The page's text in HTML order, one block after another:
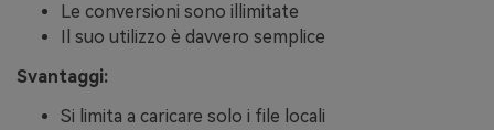
Le conversioni sono illimitate
Il suo utilizzo è davvero semplice
Svantaggi:
Si limita a caricare solo i file locali